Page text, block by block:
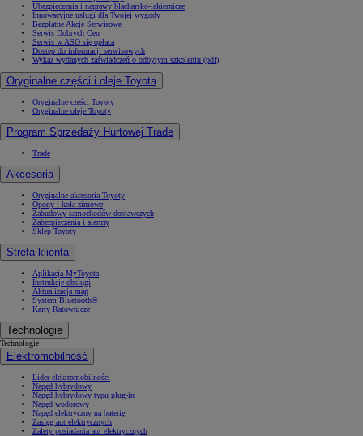
Ubezpieczenia i naprawy blacharsko-lakiernicze
Innowacyjne usługi dla Twojej wygody
Bezpłatne Akcje Serwisowe
Serwis Dobrych Cen
Serwis w ASO się opłaca
Dostęp do informacji serwisowych
Wykaz wydanych zaświadczeń o odbytym szkoleniu (pdf)
Oryginalne części i oleje Toyota
Oryginalne części Toyoty
Oryginalne oleje Toyoty
Program Sprzedaży Hurtowej Trade
Trade
Akcesoria
Oryginalne akcesoria Toyoty
Opony i koła zimowe
Zabudowy samochodów dostawczych
Zabezpieczenia i alarmy
Sklep Toyoty
Strefa klienta
Aplikacja MyToyota
Instrukcje obsługi
Aktualizacja map
System Bluetooth®
Karty Ratownicze
Technologie
Technologie
Elektromobilność
Lider elektromobilności
Napęd hybrydowy
Napęd hybrydowy typu plug-in
Napęd wodorowy
Napęd elektryczny na baterię
Zasięg aut elektrycznych
Zalety posiadania aut elektrycznych